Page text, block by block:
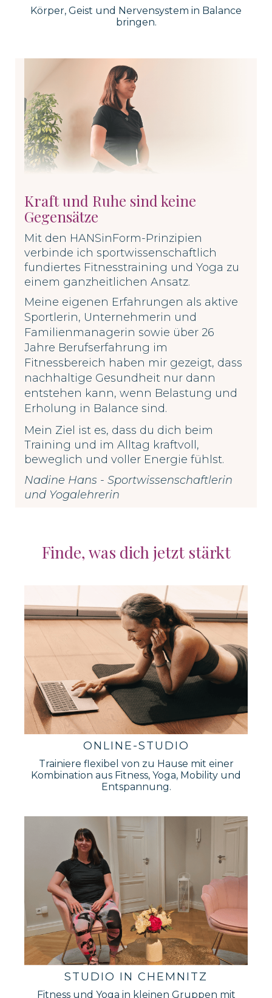
Körper, Geist und Nervensystem in Balance
bringen.
Kraft und Ruhe sind keine
Gegensätze
Mit den HANSinForm-Prinzipien
verbinde ich sportwissenschaftlich
fundiertes Fitnesstraining und Yoga zu
einem ganzheitlichen Ansatz.
Meine eigenen Erfahrungen als aktive
Sportlerin, Unternehmerin und
Familienmanagerin sowie über 26
Jahre Berufserfahrung im
Fitnessbereich haben mir gezeigt, dass
nachhaltige Gesundheit nur dann
entstehen kann, wenn Belastung und
Erholung in Balance sind.
Mein Ziel ist es, dass du dich beim
Training und im Alltag kraftvoll,
beweglich und voller Energie fühlst.
Nadine Hans - Sportwissenschaftlerin
und Yogalehrerin
Finde, was dich jetzt stärkt
ONLINE-STUDIO
Trainiere flexibel von zu Hause mit einer
Kombination aus Fitness, Yoga, Mobility und
Entspannung.
STUDIO IN CHEMNITZ
Fitness und Yoga in kleinen Gruppen mit